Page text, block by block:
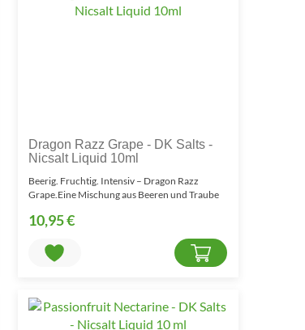
Dragon Razz Grape - DK Salts -
Nicsalt Liquid 10ml
Beerig. Fruchtig. Intensiv – Dragon Razz
Grape.Eine Mischung aus Beeren und Traube
10,95 €